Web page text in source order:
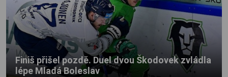
Finiš přišel pozdě. Duel dvou Škodovek zvládla
lépe Mladá Boleslav